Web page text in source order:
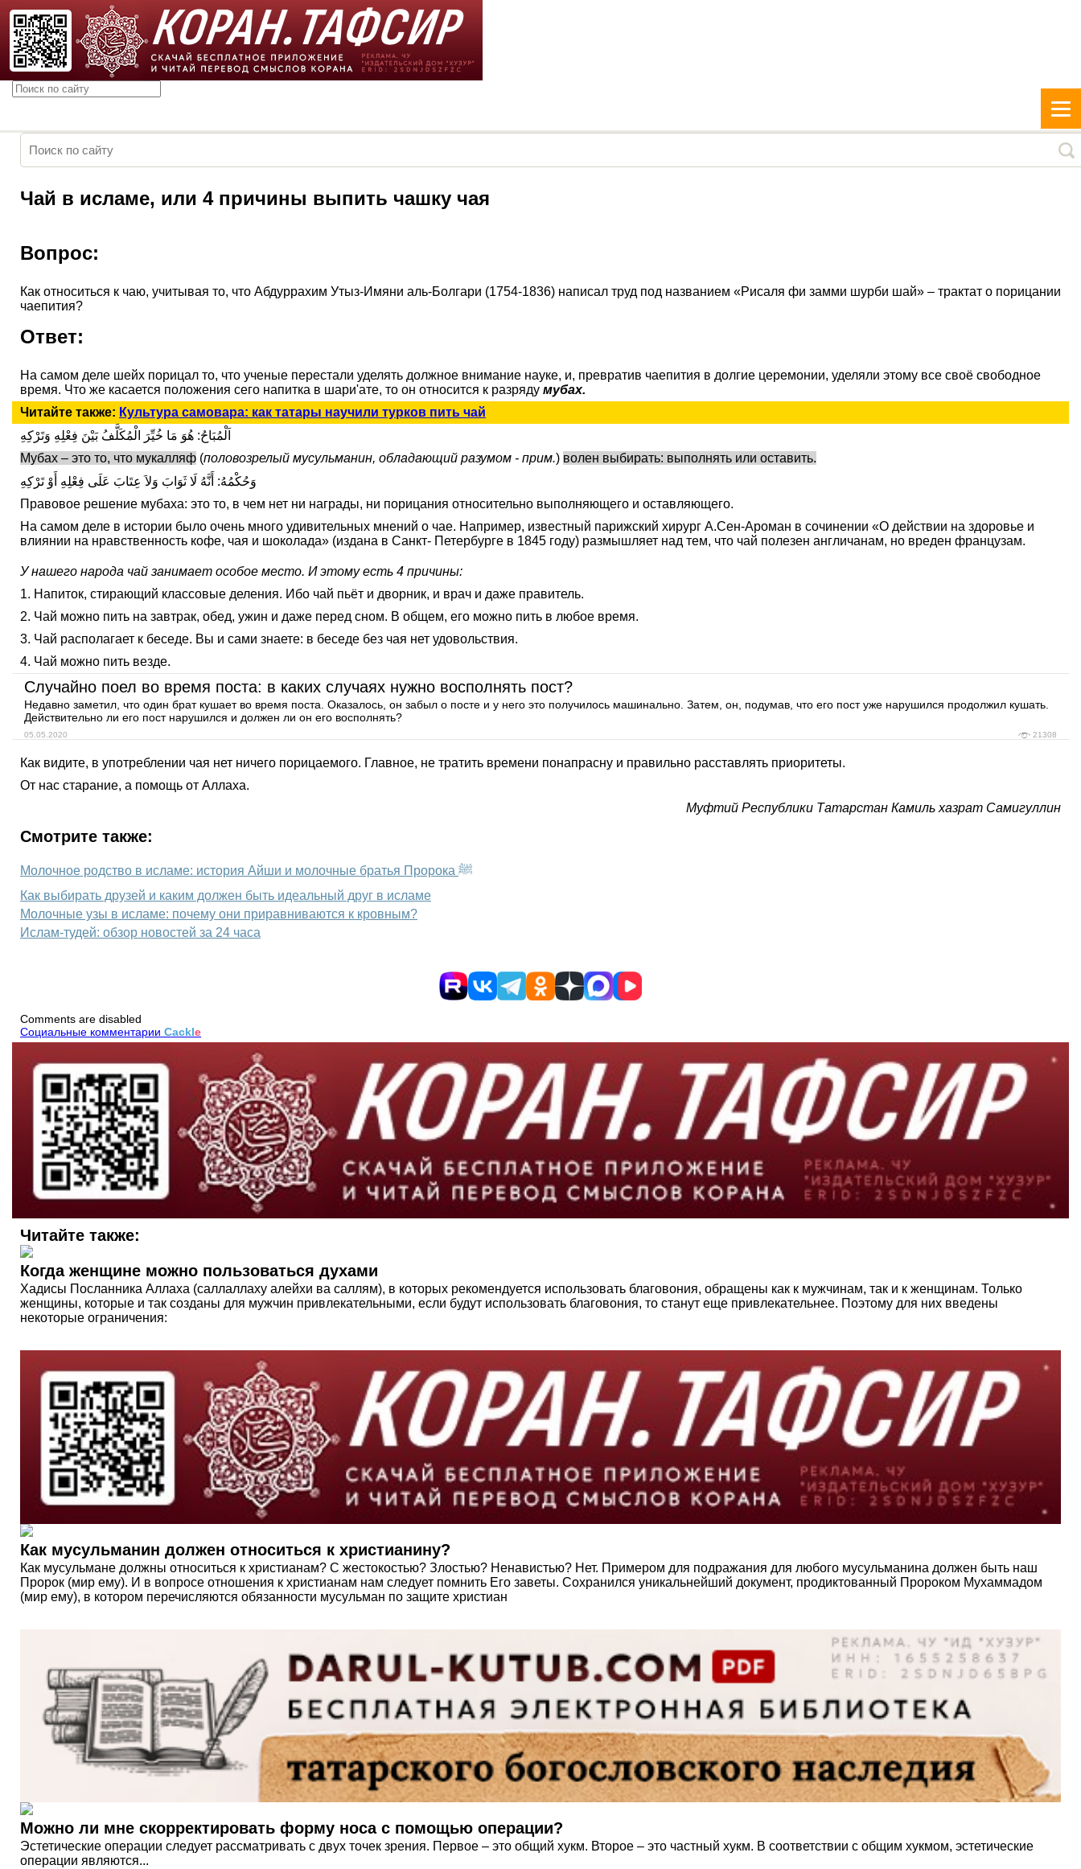
Чай в исламе, или 4 причины выпить чашку чая
Вопрос:
Как относиться к чаю, учитывая то, что Абдуррахим Утыз-Имяни аль-Болгари (1754-1836) написал труд под названием «Рисаля фи замми шурби шай» – трактат о порицании
чаепития?
Ответ:
На самом деле шейх порицал то, что ученые перестали уделять должное внимание науке, и, превратив чаепития в долгие церемонии, уделяли этому все своё свободное
время. Что же касается положения сего напитка в шари'ате, то он относится к разряду мубах.
Читайте также: Культура самовара: как татары научили турков пить чай
اَلْمُبَاحُ: هُوَ مَا خُيِّرَ الْمُكَلَّفُ بَيْنَ فِعْلِهِ وَتَرْكِهِ
Мубах – это то, что мукалляф (половозрелый мусульманин, обладающий разумом - прим.) волен выбирать: выполнять или оставить.
وَحُكْمُهُ: أَنَّهُ لَا ثَوَابَ وَلاَ عِتَابَ عَلَى فِعْلِهِ أَوْ تَرْكِهِ
Правовое решение мубаха: это то, в чем нет ни награды, ни порицания относительно выполняющего и оставляющего.
На самом деле в истории было очень много удивительных мнений о чае. Например, известный парижский хирург А.Сен-Ароман в сочинении «О действии на здоровье и
влиянии на нравственность кофе, чая и шоколада» (издана в Санкт- Петербурге в 1845 году) размышляет над тем, что чай полезен англичанам, но вреден французам.
У нашего народа чай занимает особое место. И этому есть 4 причины:
1. Напиток, стирающий классовые деления. Ибо чай пьёт и дворник, и врач и даже правитель.
2. Чай можно пить на завтрак, обед, ужин и даже перед сном. В общем, его можно пить в любое время.
3. Чай располагает к беседе. Вы и сами знаете: в беседе без чая нет удовольствия.
4. Чай можно пить везде.
Случайно поел во время поста: в каких случаях нужно восполнять пост?
Недавно заметил, что один брат кушает во время поста. Оказалось, он забыл о посте и у него это получилось машинально. Затем, он, подумав, что его пост уже нарушился продолжил кушать.
Действительно ли его пост нарушился и должен ли он его восполнять?
05.05.2020 21308
Как видите, в употреблении чая нет ничего порицаемого. Главное, не тратить времени понапрасну и правильно расставлять приоритеты.
От нас старание, а помощь от Аллаха.
Муфтий Республики Татарстан Камиль хазрат Самигуллин
Смотрите также:
Молочное родство в исламе: история Айши и молочные братья Пророка ﷺ
Как выбирать друзей и каким должен быть идеальный друг в исламе
Молочные узы в исламе: почему они приравниваются к кровным?
Ислам-тудей: обзор новостей за 24 часа
Comments are disabled
Социальные комментарии Cackle
Читайте также:
Когда женщине можно пользоваться духами
Хадисы Посланника Аллаха (саллаллаху алейхи ва саллям), в которых рекомендуется использовать благовония, обращены как к мужчинам, так и к женщинам. Только
женщины, которые и так созданы для мужчин привлекательными, если будут использовать благовония, то станут еще привлекательнее. Поэтому для них введены
некоторые ограничения:
Как мусульманин должен относиться к христианину?
Как мусульмане должны относиться к христианам? С жестокостью? Злостью? Ненавистью? Нет. Примером для подражания для любого мусульманина должен быть наш
Пророк (мир ему). И в вопросе отношения к христианам нам следует помнить Его заветы. Сохранился уникальнейший документ, продиктованный Пророком Мухаммадом
(мир ему), в котором перечисляются обязанности мусульман по защите христиан
Можно ли мне скорректировать форму носа с помощью операции?
Эстетические операции следует рассматривать с двух точек зрения. Первое – это общий хукм. Второе – это частный хукм. В соответствии с общим хукмом, эстетические
операции являются...